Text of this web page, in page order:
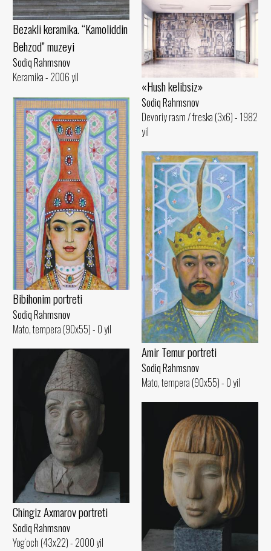
Bezakli keramika. “Kamoliddin
Behzod” muzeyi
Sodiq Rahmsnov
Keramika - 2006 yil
«Hush kelibsiz»
Sodiq Rahmsnov
Devoriy rasm / freska (3x6) - 1982
yil
Bibihonim portreti
Sodiq Rahmsnov
Mato, tempera (90x55) - 0 yil
Amir Temur portreti
Sodiq Rahmsnov
Mato, tempera (90x55) - 0 yil
Chingiz Axmarov portreti
Sodiq Rahmsnov
Yog‘och (43x22) - 2000 yil